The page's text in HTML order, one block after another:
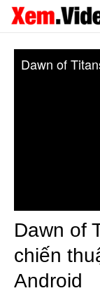
Dawn of
chiến
Android